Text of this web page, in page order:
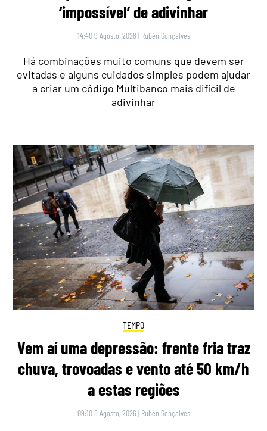
‘impossível’ de adivinhar
14:40 9 Agosto, 2026 | Rubén Gonçalves
Há combinações muito comuns que devem ser
evitadas e alguns cuidados simples podem ajudar
a criar um código Multibanco mais difícil de
adivinhar
TEMPO
Vem aí uma depressão: frente fria traz
chuva, trovoadas e vento até 50 km/h
a estas regiões
09:10 8 Agosto, 2026 | Rubén Gonçalves